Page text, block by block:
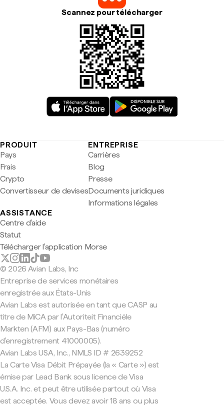
Scannez pour télécharger
PRODUIT
Pays
Frais
Crypto
Convertisseur de devises
ENTREPRISE
Carrières
Blog
Presse
Documents juridiques
Informations légales
ASSISTANCE
Centre d'aide
Statut
Télécharger l'application Morse
© 2026 Avian Labs, Inc
Entreprise de services monétaires
enregistrée aux États-Unis
Avian Labs est autorisée en tant que CASP au
titre de MiCA par l'Autoriteit Financiële
Markten (AFM) aux Pays-Bas (numéro
d'enregistrement 41000005).
Avian Labs USA, Inc., NMLS ID # 2639252
La Carte Visa Débit Prépayée (la « Carte ») est
émise par Lead Bank sous licence de Visa
U.S.A. Inc. et peut être utilisée partout où Visa
est acceptée. Vous devez avoir 18 ans ou plus